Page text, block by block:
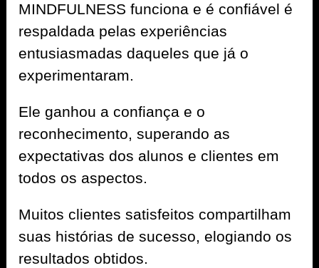
MINDFULNESS funciona e é confiável é
respaldada pelas experiências
entusiasmadas daqueles que já o
experimentaram.
Ele ganhou a confiança e o
reconhecimento, superando as
expectativas dos alunos e clientes em
todos os aspectos.
Muitos clientes satisfeitos compartilham
suas histórias de sucesso, elogiando os
resultados obtidos.